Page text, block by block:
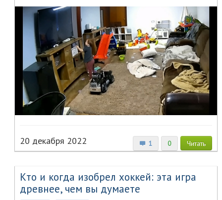
1 0 Читать
20 декабря 2022
Кто и когда изобрел хоккей: эта игра
древнее, чем вы думаете